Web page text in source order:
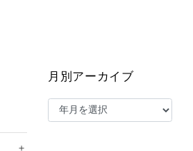
＋
月別アーカイブ